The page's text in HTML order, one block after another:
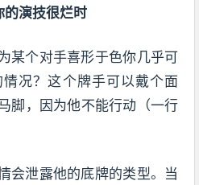
的演技很烂时
某个对手喜形于色你几乎可
况？这个牌手可以戴个面
脚，因为他不能行动（一行
会泄露他的底牌的类型。当